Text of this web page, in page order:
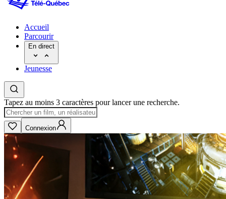
Accueil
Parcourir
En direct
Jeunesse
Tapez au moins 3 caractères pour lancer une recherche.
Connexion